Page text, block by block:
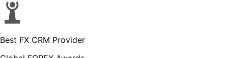
Best FX CRM Provider